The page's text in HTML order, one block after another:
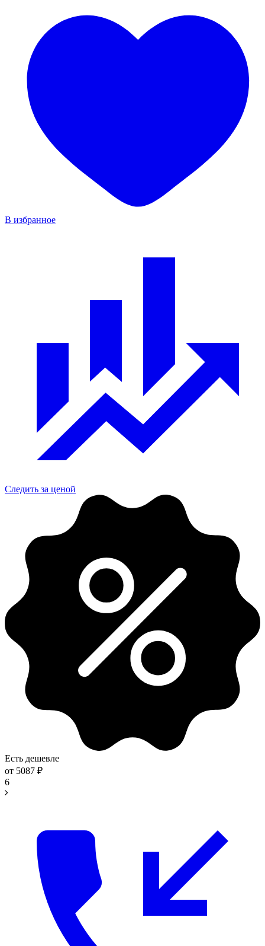
В избранное
Следить за ценой
Есть дешевле
от 5087 ₽
6